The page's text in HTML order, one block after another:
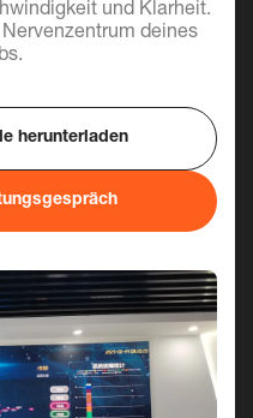
und Klarheit.
deines
herunterladen